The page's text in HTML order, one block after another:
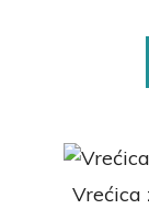
Vrećica